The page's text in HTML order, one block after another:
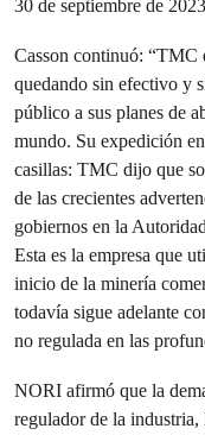
30 de septiembre de
Casson continuó: “TMC
quedando sin efectivo y
público a sus planes de
mundo. Su expedición
casillas: TMC dijo que
de las crecientes
gobiernos en la
Esta es la empresa que
inicio de la minería
todavía sigue adelante
no regulada en las
NORI afirmó que la
regulador de la